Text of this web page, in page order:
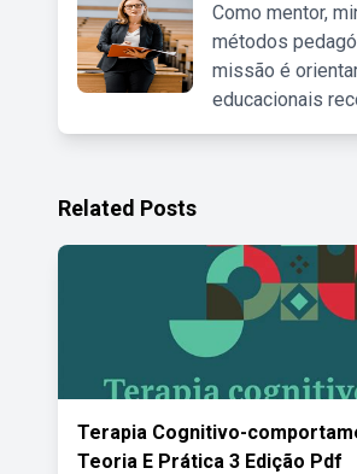
Como mentor,
métodos
missão é
educacionais
Related Posts
Terapia Cognitivo-
Teoria E Prática 3 Edição Pdf